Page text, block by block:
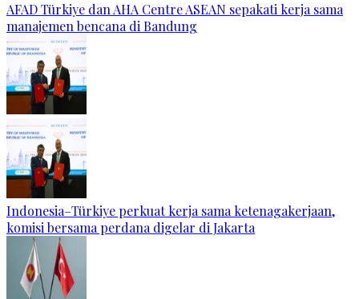
AFAD Türkiye dan AHA Centre ASEAN sepakati kerja sama
manajemen bencana di Bandung
Indonesia–Türkiye perkuat kerja sama ketenagakerjaan,
komisi bersama perdana digelar di Jakarta